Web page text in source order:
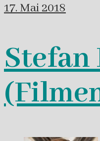
17. Mai 2018
Stefan